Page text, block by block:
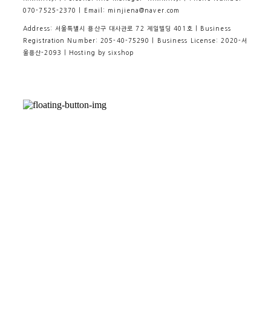
070-7525-2370 | Email: minjiena@naver.com
Address: 서울특별시 용산구 대사관로 72 제일빌딩 401호 | Business
Registration Number: 205-40-75290 | Business License: 2020-서
울용산-2093
| Hosting by sixshop